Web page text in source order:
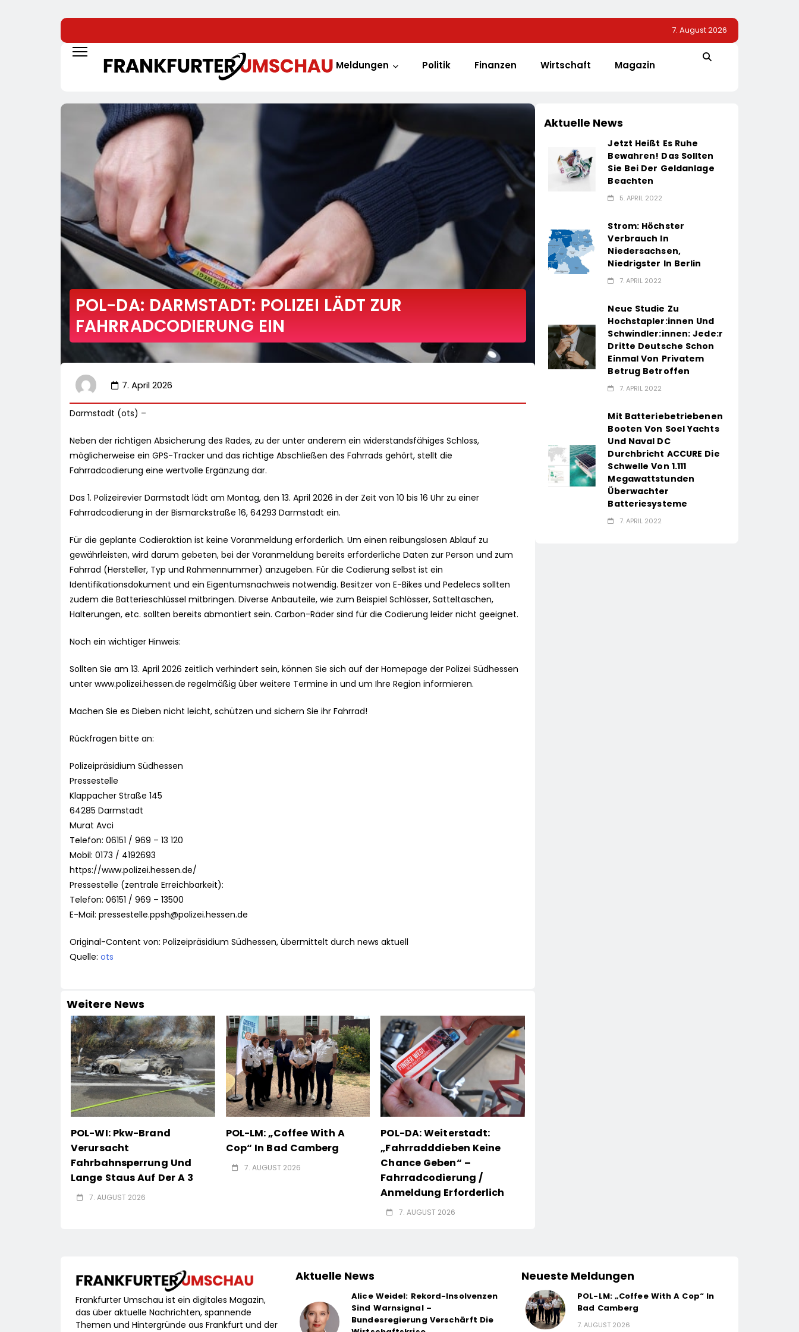
7. August 2026
Meldungen Politik Finanzen Wirtschaft Magazin
POL-DA: DARMSTADT: POLIZEI LÄDT ZUR
FAHRRADCODIERUNG EIN
7. April 2026
Darmstadt (ots) –
Neben der richtigen Absicherung des Rades, zu der unter anderem ein widerstandsfähiges Schloss,
möglicherweise ein GPS-Tracker und das richtige Abschließen des Fahrrads gehört, stellt die
Fahrradcodierung eine wertvolle Ergänzung dar.
Das 1. Polizeirevier Darmstadt lädt am Montag, den 13. April 2026 in der Zeit von 10 bis 16 Uhr zu einer
Fahrradcodierung in der Bismarckstraße 16, 64293 Darmstadt ein.
Für die geplante Codieraktion ist keine Voranmeldung erforderlich. Um einen reibungslosen Ablauf zu
gewährleisten, wird darum gebeten, bei der Voranmeldung bereits erforderliche Daten zur Person und zum
Fahrrad (Hersteller, Typ und Rahmennummer) anzugeben. Für die Codierung selbst ist ein
Identifikationsdokument und ein Eigentumsnachweis notwendig. Besitzer von E-Bikes und Pedelecs sollten
zudem die Batterieschlüssel mitbringen. Diverse Anbauteile, wie zum Beispiel Schlösser, Satteltaschen,
Halterungen, etc. sollten bereits abmontiert sein. Carbon-Räder sind für die Codierung leider nicht geeignet.
Noch ein wichtiger Hinweis:
Sollten Sie am 13. April 2026 zeitlich verhindert sein, können Sie sich auf der Homepage der Polizei Südhessen
unter www.polizei.hessen.de regelmäßig über weitere Termine in und um Ihre Region informieren.
Machen Sie es Dieben nicht leicht, schützen und sichern Sie ihr Fahrrad!
Rückfragen bitte an:
Polizeipräsidium Südhessen
Pressestelle
Klappacher Straße 145
64285 Darmstadt
Murat Avci
Telefon: 06151 / 969 – 13 120
Mobil: 0173 / 4192693
https://www.polizei.hessen.de/
Pressestelle (zentrale Erreichbarkeit):
Telefon: 06151 / 969 – 13500
E-Mail: pressestelle.ppsh@polizei.hessen.de
Original-Content von: Polizeipräsidium Südhessen, übermittelt durch news aktuell
Quelle: ots
Weitere News
POL-WI: Pkw-Brand
Verursacht
Fahrbahnsperrung Und
Lange Staus Auf Der A 3
7. AUGUST 2026
POL-LM: „Coffee With A
Cop“ In Bad Camberg
7. AUGUST 2026
POL-DA: Weiterstadt:
„Fahrradddieben Keine
Chance Geben“ –
Fahrradcodierung /
Anmeldung Erforderlich
7. AUGUST 2026
Aktuelle News
Jetzt Heißt Es Ruhe
Bewahren! Das Sollten
Sie Bei Der Geldanlage
Beachten
5. APRIL 2022
Strom: Höchster
Verbrauch In
Niedersachsen,
Niedrigster In Berlin
7. APRIL 2022
Neue Studie Zu
Hochstapler:innen Und
Schwindler:innen: Jede:r
Dritte Deutsche Schon
Einmal Von Privatem
Betrug Betroffen
7. APRIL 2022
Mit Batteriebetriebenen
Booten Von Soel Yachts
Und Naval DC
Durchbricht ACCURE Die
Schwelle Von 1.111
Megawattstunden
Überwachter
Batteriesysteme
7. APRIL 2022
Frankfurter Umschau ist ein digitales Magazin,
das über aktuelle Nachrichten, spannende
Themen und Hintergründe aus Frankfurt und der
Aktuelle News
Alice Weidel: Rekord-Insolvenzen
Sind Warnsignal –
Bundesregierung Verschärft Die
Neueste Meldungen
POL-LM: „Coffee With A Cop“ In
Bad Camberg
7. AUGUST 2026